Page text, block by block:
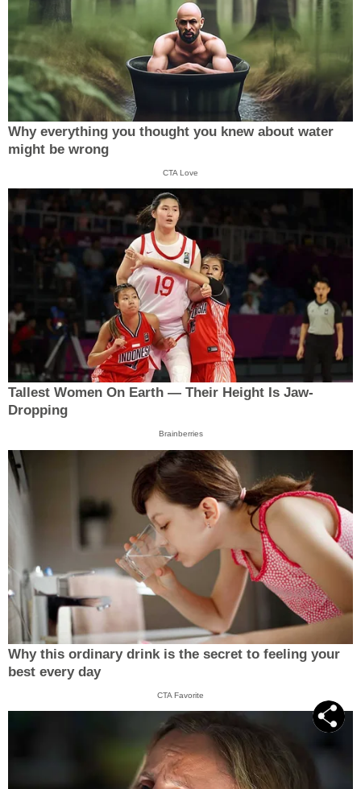
Why everything you thought you knew about water
might be wrong
CTA Love
Tallest Women On Earth — Their Height Is Jaw-
Dropping
Brainberries
Why this ordinary drink is the secret to feeling your
best every day
CTA Favorite